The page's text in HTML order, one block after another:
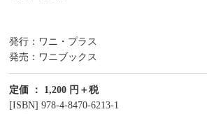
発行：ワニ・プラス
発売：ワニブックス
定価 ： 1,200 円＋税
[ISBN] 978-4-8470-6213-1